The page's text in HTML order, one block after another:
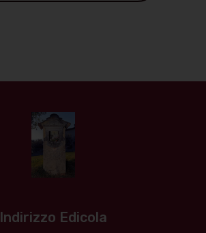
Indirizzo Edicola